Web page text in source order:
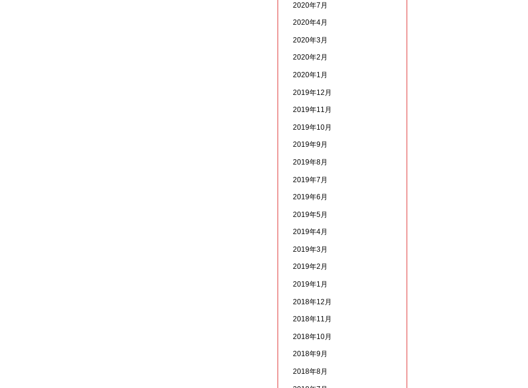
2020年7月
2020年4月
2020年3月
2020年2月
2020年1月
2019年12月
2019年11月
2019年10月
2019年9月
2019年8月
2019年7月
2019年6月
2019年5月
2019年4月
2019年3月
2019年2月
2019年1月
2018年12月
2018年11月
2018年10月
2018年9月
2018年8月